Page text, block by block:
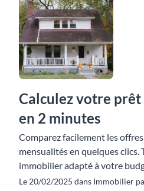
Calculez votre
en 2 minutes
Comparez facilement les
mensualités en quelques clics.
immobilier adapté à votre
Le 20/02/2025 dans Immobilier